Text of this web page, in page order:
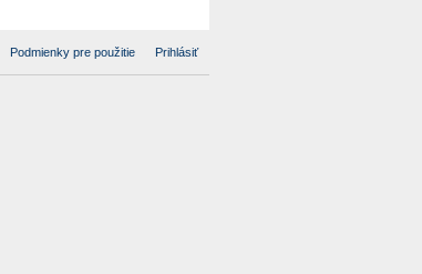
Podmienky pre použitie Prihlásiť